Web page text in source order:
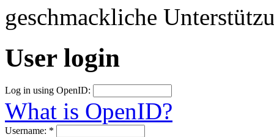
geschmackliche
User login
Log in using OpenID:
What is OpenID?
Username: *